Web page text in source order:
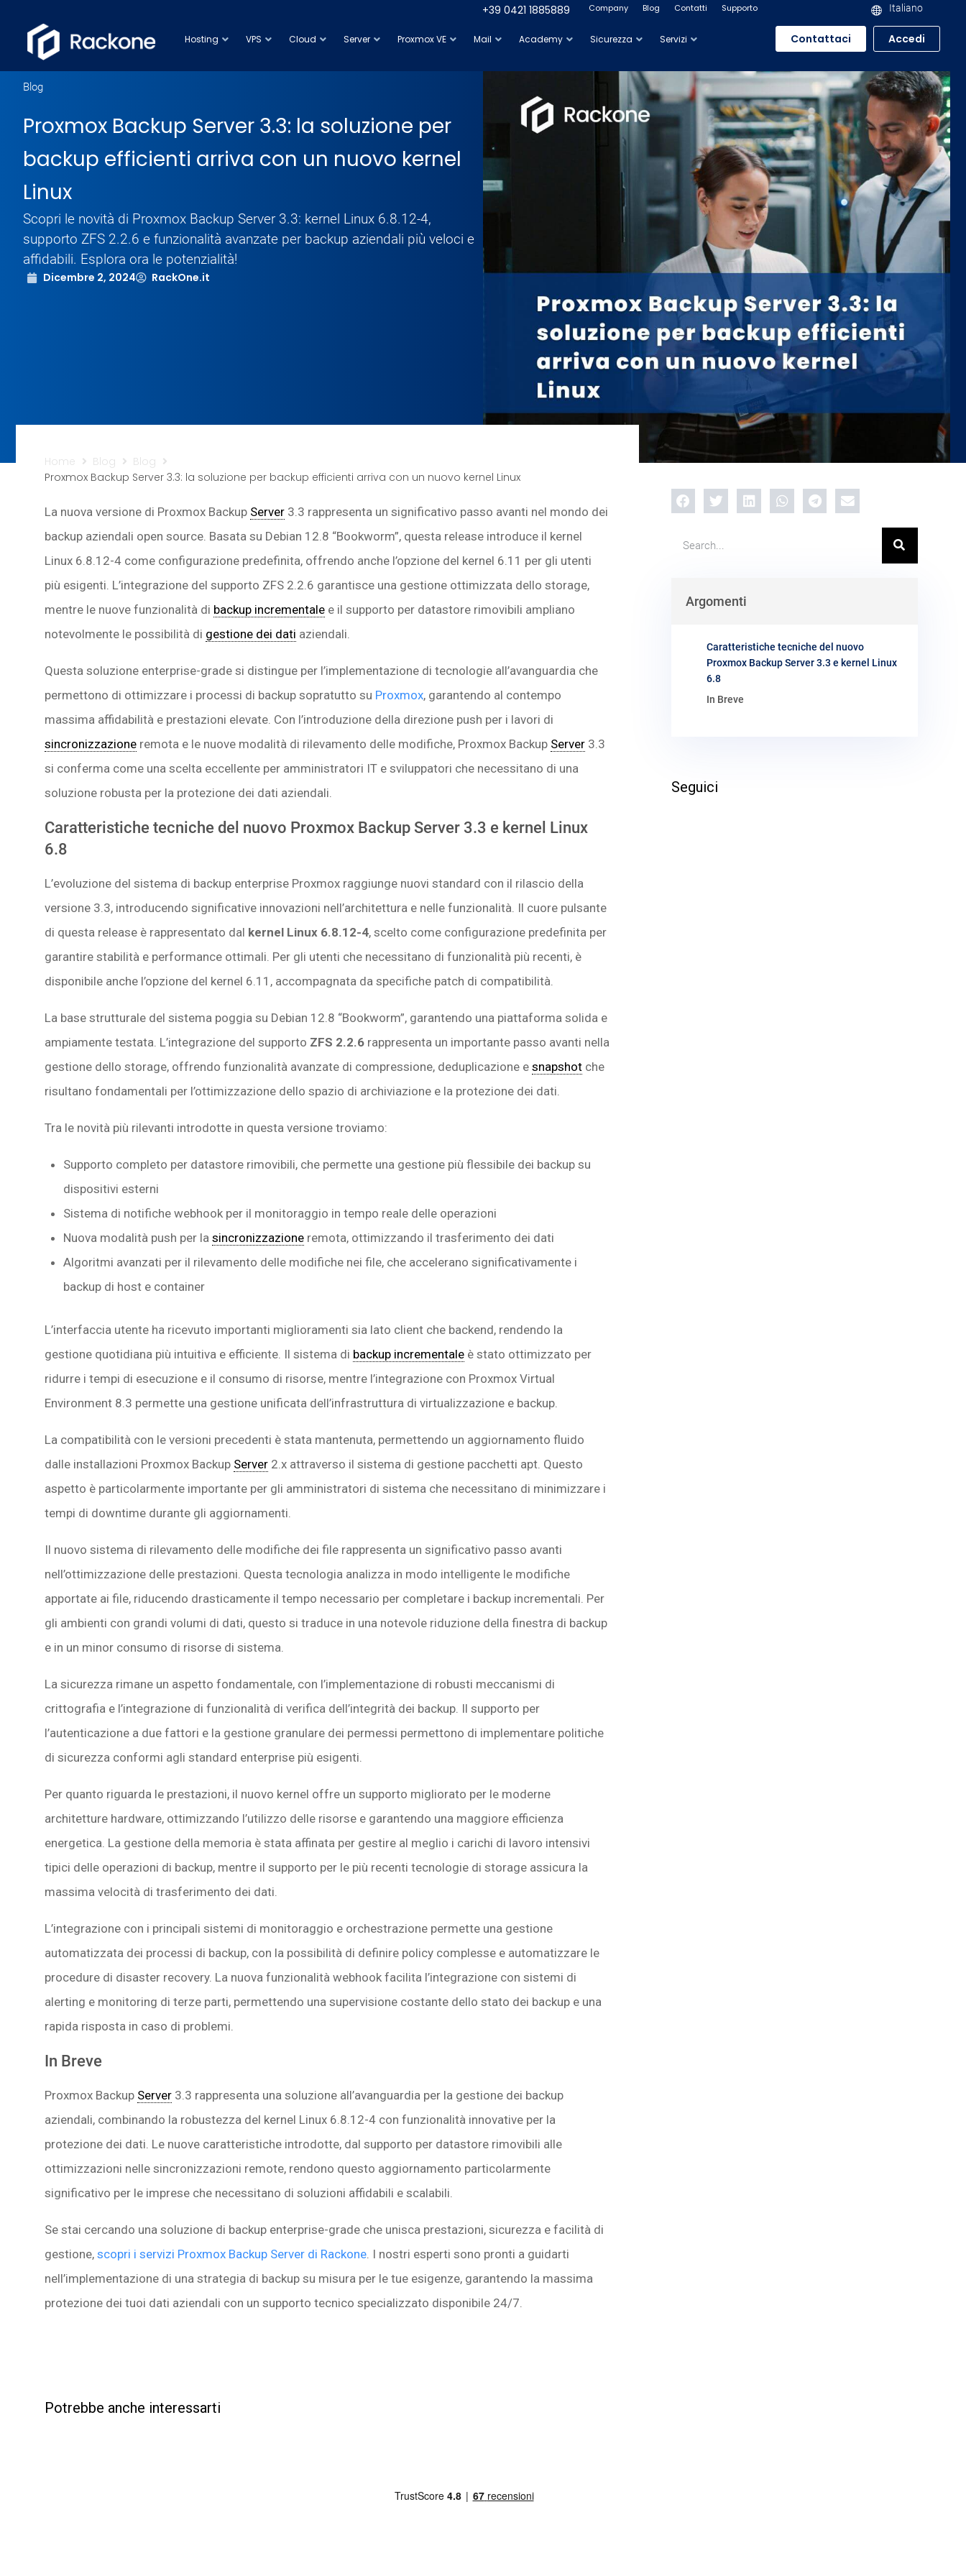
+39 0421 1885889 Company Blog Contatti Supporto Italiano
Hosting VPS Cloud Server Proxmox VE Mail Academy Sicurezza Servizi Contattaci Accedi
Blog
Proxmox Backup Server 3.3: la soluzione per
backup efficienti arriva con un nuovo kernel
Linux
Scopri le novità di Proxmox Backup Server 3.3: kernel Linux 6.8.12-4,
supporto ZFS 2.2.6 e funzionalità avanzate per backup aziendali più veloci e
affidabili. Esplora ora le potenzialità!
Dicembre 2, 2024 RackOne.it
Home Blog
Blog
Proxmox Backup Server 3.3: la soluzione per backup efficienti arriva con un nuovo kernel Linux
La nuova versione di Proxmox Backup Server 3.3 rappresenta un significativo passo avanti nel mondo dei
backup aziendali open source. Basata su Debian 12.8 “Bookworm”, questa release introduce il kernel
Linux 6.8.12-4 come configurazione predefinita, offrendo anche l’opzione del kernel 6.11 per gli utenti
più esigenti. L’integrazione del supporto ZFS 2.2.6 garantisce una gestione ottimizzata dello storage,
mentre le nuove funzionalità di backup incrementale e il supporto per datastore rimovibili ampliano
notevolmente le possibilità di gestione dei dati aziendali.
Questa soluzione enterprise-grade si distingue per l’implementazione di tecnologie all’avanguardia che
permettono di ottimizzare i processi di backup sopratutto su Proxmox, garantendo al contempo
massima affidabilità e prestazioni elevate. Con l’introduzione della direzione push per i lavori di
sincronizzazione remota e le nuove modalità di rilevamento delle modifiche, Proxmox Backup Server 3.3
si conferma come una scelta eccellente per amministratori IT e sviluppatori che necessitano di una
soluzione robusta per la protezione dei dati aziendali.
Caratteristiche tecniche del nuovo Proxmox Backup Server 3.3 e kernel Linux
6.8
L’evoluzione del sistema di backup enterprise Proxmox raggiunge nuovi standard con il rilascio della
versione 3.3, introducendo significative innovazioni nell’architettura e nelle funzionalità. Il cuore pulsante
di questa release è rappresentato dal kernel Linux 6.8.12-4, scelto come configurazione predefinita per
garantire stabilità e performance ottimali. Per gli utenti che necessitano di funzionalità più recenti, è
disponibile anche l’opzione del kernel 6.11, accompagnata da specifiche patch di compatibilità.
La base strutturale del sistema poggia su Debian 12.8 “Bookworm”, garantendo una piattaforma solida e
ampiamente testata. L’integrazione del supporto ZFS 2.2.6 rappresenta un importante passo avanti nella
gestione dello storage, offrendo funzionalità avanzate di compressione, deduplicazione e snapshot che
risultano fondamentali per l’ottimizzazione dello spazio di archiviazione e la protezione dei dati.
Tra le novità più rilevanti introdotte in questa versione troviamo:
Supporto completo per datastore rimovibili, che permette una gestione più flessibile dei backup su
dispositivi esterni
Sistema di notifiche webhook per il monitoraggio in tempo reale delle operazioni
Nuova modalità push per la sincronizzazioneremota, ottimizzando il trasferimento dei dati
Algoritmi avanzati per il rilevamento delle modifiche nei file, che accelerano significativamente i
backup di host e container
L’interfaccia utente ha ricevuto importanti miglioramenti sia lato client che backend, rendendo la
gestione quotidiana più intuitiva e efficiente. Il sistema di backup incrementale è stato ottimizzato per
ridurre i tempi di esecuzione e il consumo di risorse, mentre l’integrazione con Proxmox Virtual
Environment 8.3 permette una gestione unificata dell’infrastruttura di virtualizzazione e backup.
La compatibilità con le versioni precedenti è stata mantenuta, permettendo un aggiornamento fluido
dalle installazioni Proxmox Backup Server 2.x attraverso il sistema di gestione pacchetti apt. Questo
aspetto è particolarmente importante per gli amministratori di sistema che necessitano di minimizzare i
tempi di downtime durante gli aggiornamenti.
Il nuovo sistema di rilevamento delle modifiche dei file rappresenta un significativo passo avanti
nell’ottimizzazione delle prestazioni. Questa tecnologia analizza in modo intelligente le modifiche
apportate ai file, riducendo drasticamente il tempo necessario per completare i backup incrementali. Per
gli ambienti con grandi volumi di dati, questo si traduce in una notevole riduzione della finestra di backup
e in un minor consumo di risorse di sistema.
La sicurezza rimane un aspetto fondamentale, con l’implementazione di robusti meccanismi di
crittografia e l’integrazione di funzionalità di verifica dell’integrità dei backup. Il supporto per
l’autenticazione a due fattori e la gestione granulare dei permessi permettono di implementare politiche
di sicurezza conformi agli standard enterprise più esigenti.
Per quanto riguarda le prestazioni, il nuovo kernel offre un supporto migliorato per le moderne
architetture hardware, ottimizzando l’utilizzo delle risorse e garantendo una maggiore efficienza
energetica. La gestione della memoria è stata affinata per gestire al meglio i carichi di lavoro intensivi
tipici delle operazioni di backup, mentre il supporto per le più recenti tecnologie di storage assicura la
massima velocità di trasferimento dei dati.
L’integrazione con i principali sistemi di monitoraggio e orchestrazione permette una gestione
automatizzata dei processi di backup, con la possibilità di definire policy complesse e automatizzare le
procedure di disaster recovery. La nuova funzionalità webhook facilita l’integrazione con sistemi di
alerting e monitoring di terze parti, permettendo una supervisione costante dello stato dei backup e una
rapida risposta in caso di problemi.
In Breve
Proxmox Backup Server 3.3 rappresenta una soluzione all’avanguardia per la gestione dei backup
aziendali, combinando la robustezza del kernel Linux 6.8.12-4 con funzionalità innovative per la
protezione dei dati. Le nuove caratteristiche introdotte, dal supporto per datastore rimovibili alle
ottimizzazioni nelle sincronizzazioni remote, rendono questo aggiornamento particolarmente
significativo per le imprese che necessitano di soluzioni affidabili e scalabili.
Se stai cercando una soluzione di backup enterprise-grade che unisca prestazioni, sicurezza e facilità di
gestione, scopri i servizi Proxmox Backup Server di Rackone . I nostri esperti sono pronti a guidarti
nell’implementazione di una strategia di backup su misura per le tue esigenze, garantendo la massima
protezione dei tuoi dati aziendali con un supporto tecnico specializzato disponibile 24/7.
Potrebbe anche interessarti
Argomenti
Caratteristiche tecniche del nuovo
Proxmox Backup Server 3.3 e kernel Linux
6.8
In Breve
Seguici